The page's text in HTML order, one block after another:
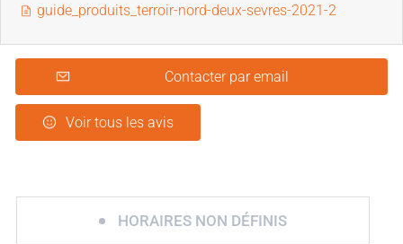
guide_produits_terroir-nord-deux-sevres-2021-2
Contacter par email
Voir tous les avis
HORAIRES NON DÉFINIS